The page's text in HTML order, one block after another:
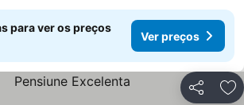
para ver os preços
Ver preços
Partilhar